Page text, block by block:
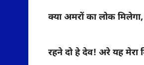
क्या अमरों का लोक
रहने दो हे देव! अरे यह मेरा